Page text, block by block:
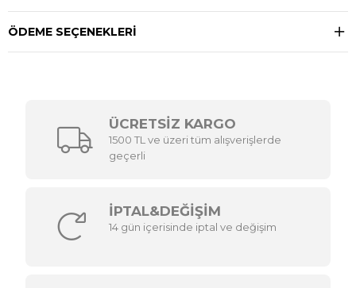
ÖDEME SEÇENEKLERI
ÜCRETSİZ KARGO
1500 TL ve üzeri tüm alışverişlerde
geçerli
İPTAL&DEĞİŞİM
14 gün içerisinde iptal ve değişim